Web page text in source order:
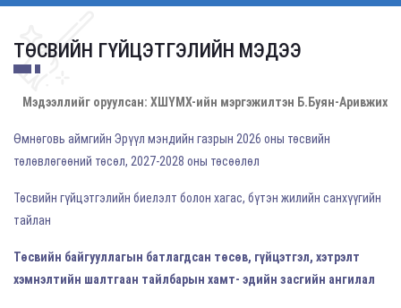
ТӨСВИЙН ГҮЙЦЭТГЭЛИЙН МЭДЭЭ
Мэдээллийг оруулсан: ХШҮМХ-ийн мэргэжилтэн Б.Буян-Аривжих
Өмнөговь аймгийн Эрүүл мэндийн газрын 2026 оны төсвийн
төлөвлөгөөний төсөл, 2027-2028 оны төсөөлөл
Төсвийн гүйцэтгэлийн биелэлт болон хагас, бүтэн жилийн санхүүгийн
тайлан
Төсвийн байгууллагын батлагдсан төсөв, гүйцэтгэл, хэтрэлт
хэмнэлтийн шалтгаан тайлбарын хамт- эдийн засгийн ангилал